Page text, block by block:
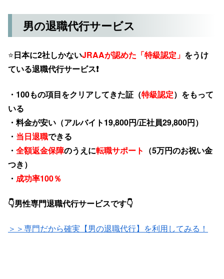
男の退職代行サービス
⭐️日本に2社しかないJRAAが認めた「特級認定」 をうけ
ている退職代行サービス❗️
・100もの項目をクリアしてきた証（特級認定）をもって
いる
・料金が安い（アルバイト19,800円/正社員29,800円）
・ 当日退職できる
・ 全額返金保障のうえに転職サポート （5万円のお祝い金
つき）
・ 成功率100％
👇男性専門退職代行サービスです👇
＞＞専門だから確実【男の退職代行】を利用してみる！